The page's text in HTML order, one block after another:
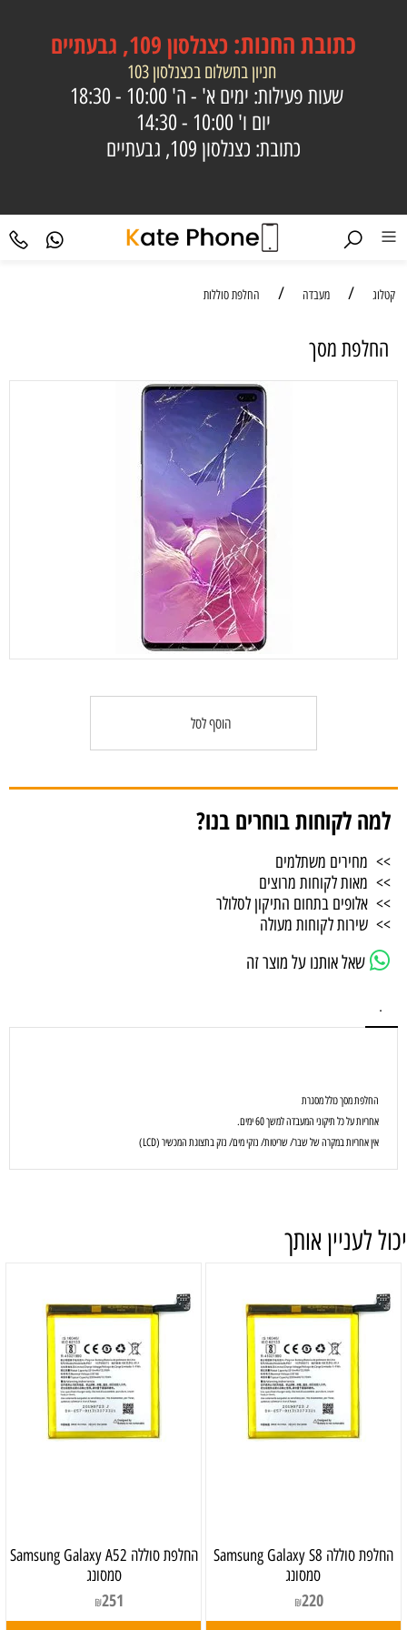
כתובתהחנות: כצנלסון 109, גבעתיים
חניון בתשלום בכצנלסון 103
שעות פעילות: ימים א' - ה' 10:00 - 18:30
יום ו' 10:00 - 14:30
כתובת: כצנלסון 109, גבעתיים
קטלוג / מעבדה / החלפת סוללות
החלפת מסך
הוסף לסל
למה לקוחות בוחרים בנו?
>> מחירים משתלמים
>> מאות לקוחות מרוצים
>> אלופים בתחום התיקון לסלולר
>> שירות לקוחות מעולה
שאל אותנו על מוצר זה
.
החלפת מסך כולל מסגרת
אחריות על כל תיקוני המעבדה למשך 60 ימים.
אין אחריות במקרה של שבר/ שריטות/ נזקי מים/ נזק בתצוגת המכשיר (LCD)
יכול לעניין אותך
‏החלפת סוללה Samsung Galaxy S8
סמסונג
₪220
‏החלפת סוללה Samsung Galaxy A52
סמסונג
₪251